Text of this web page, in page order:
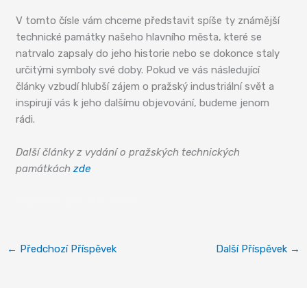
V tomto čísle vám chceme představit spíše ty známější
technické památky našeho hlavního města, které se
natrvalo zapsaly do jeho historie nebo se dokonce staly
určitými symboly své doby. Pokud ve vás následující
články vzbudí hlubší zájem o pražský industriální svět a
inspirují vás k jeho dalšímu objevování, budeme jenom
rádi.
Další články z vydání o pražských technických
památkáchzde
← Předchozí Příspěvek Další Příspěvek →